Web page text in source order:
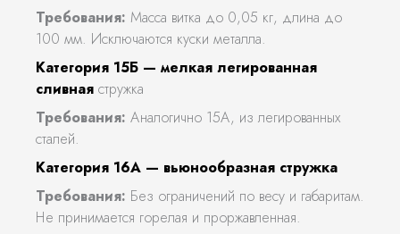
Требования: Масса витка до 0,05 кг, длина до
100 мм. Исключаются куски металла.
Категория 15Б — мелкая легированная
сливная стружка
Требования: Аналогично 15А, из легированных
сталей.
Категория 16А — вьюнообразная стружка
Требования: Без ограничений по весу и габаритам.
Не принимается горелая и проржавленная.